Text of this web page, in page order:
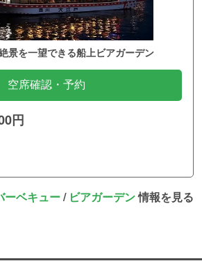
景を一望できる船上ビアガーデン
空席確認・予約
円
ーベキュー/ ビアガーデン情報を見る